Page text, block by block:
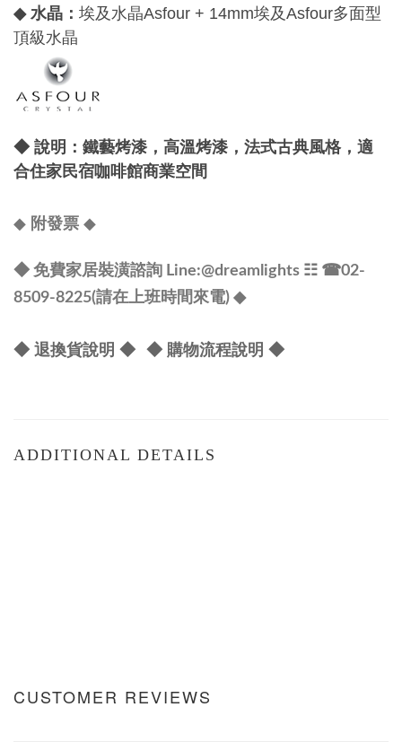
◆ 水晶： 埃及水晶Asfour + 14mm埃及Asfour多面型
頂級水晶
◆ 說明：鐵藝烤漆，高溫烤漆，法式古典風格，適
合住家民宿咖啡館商業空間
◆ 附發票◆
◆ 免費家居裝潢諮詢 Line:@dreamlights ☷ ☎02-
8509-8225(請在上班時間來電) ◆
◆ 退換貨說明 ◆ ◆ 購物流程說明 ◆
ADDITIONAL DETAILS
CUSTOMER REVIEWS